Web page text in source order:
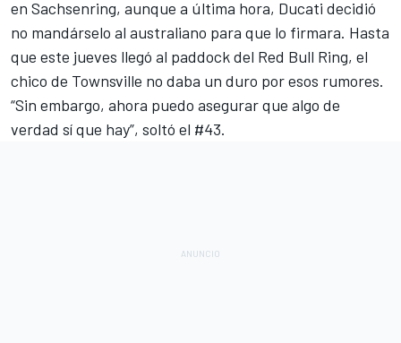
en Sachsenring, aunque a última hora, Ducati decidió
no mandárselo al australiano para que lo firmara. Hasta
que este jueves llegó al paddock del Red Bull Ring, el
chico de Townsville no daba un duro por esos rumores.
“Sin embargo, ahora puedo asegurar que algo de
verdad sí que hay”, soltó el #43.